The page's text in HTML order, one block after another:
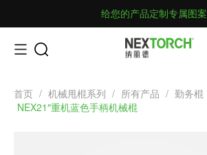
给您的产品定制专属图案
首页 / 机械甩棍系列 / 所有产品 / 勤务棍
NEX21″重机蓝色手柄机械棍